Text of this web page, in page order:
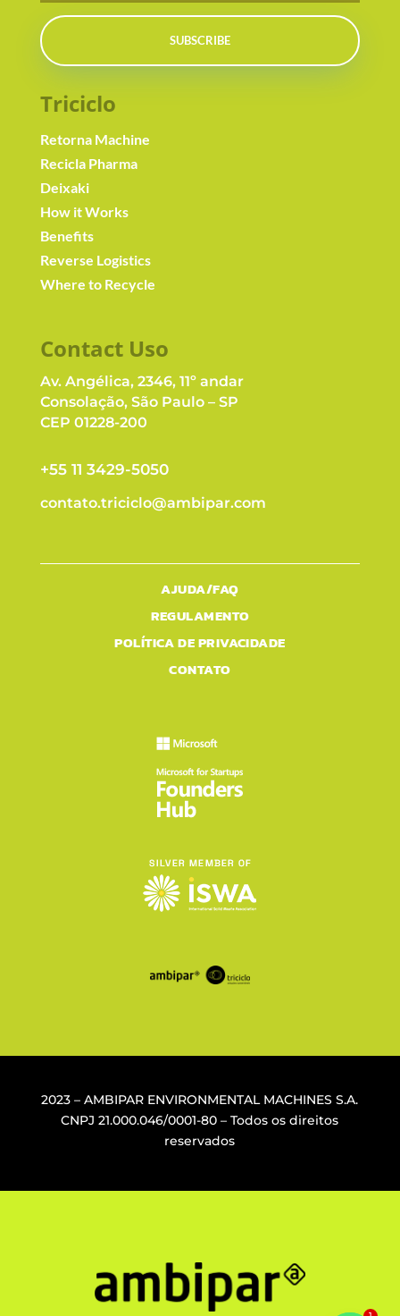
SUBSCRIBE
Triciclo
Retorna Machine
Recicla Pharma
Deixaki
How it Works
Benefits
Reverse Logistics
Where to Recycle
Contact Uso
Av. Angélica, 2346, 11º andar
Consolação, São Paulo – SP
CEP 01228-200
+55 11 3429-5050
contato.triciclo@ambipar.com
AJUDA/FAQ
REGULAMENTO
POLÍTICA DE PRIVACIDADE
CONTATO
2023 – AMBIPAR ENVIRONMENTAL MACHINES S.A.
CNPJ21.000.046/0001-80 – Todos os direitos
reservados